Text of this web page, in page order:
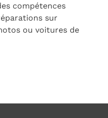
compétences
sur
ou voitures de